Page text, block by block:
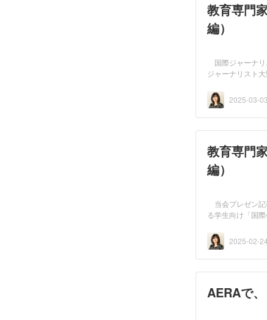
教育専門
編）
国際ジャーナ
ジャーナリスト
2025-03-03
教育専門
編）
当会プレゼン
る学生向け「国
2025-02-24
AERAで